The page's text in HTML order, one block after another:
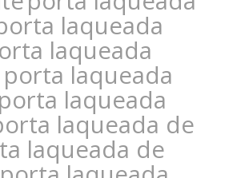
laqueada
laqueada
porta laqueada
porta laqueada
laqueada de
laqueada de